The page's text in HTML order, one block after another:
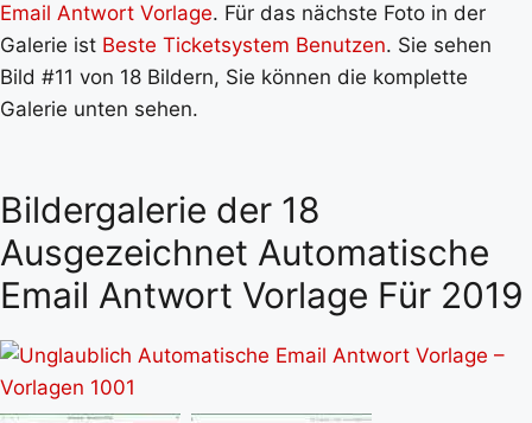
Email Antwort Vorlage. Für das nächste Foto in der
Galerie ist Beste Ticketsystem Benutzen. Sie sehen
Bild #11 von 18 Bildern, Sie können die komplette
Galerie unten sehen.
Bildergalerie der 18
Ausgezeichnet Automatische
Email Antwort Vorlage Für 2019